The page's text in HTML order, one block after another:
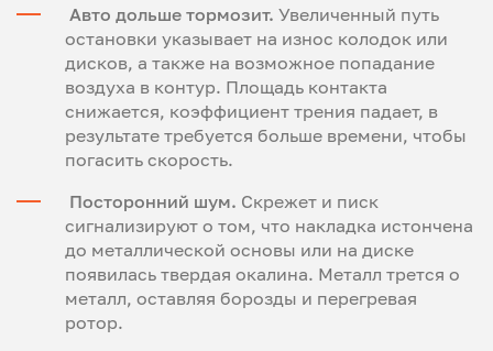
Авто дольше тормозит. Увеличенный путь
остановки указывает на износ колодок или
дисков, а также на возможное попадание
воздуха в контур. Площадь контакта
снижается, коэффициент трения падает, в
результате требуется больше времени, чтобы
погасить скорость.
Посторонний шум. Скрежет и писк
сигнализируют о том, что накладка истончена
до металлической основы или на диске
появилась твердая окалина. Металл трется о
металл, оставляя борозды и перегревая
ротор.